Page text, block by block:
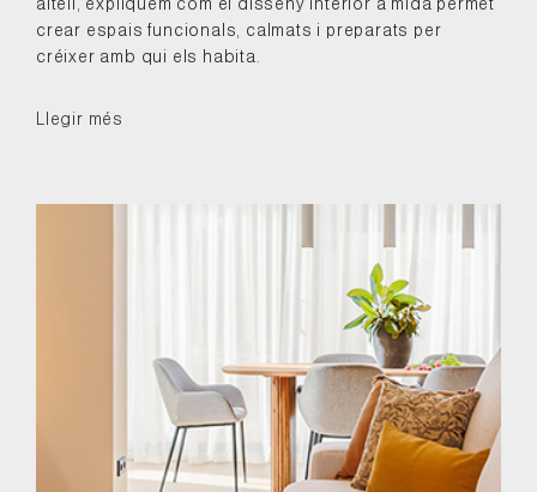
crear espais funcionals, calmats i preparats per
créixer amb qui els habita.
Llegir més